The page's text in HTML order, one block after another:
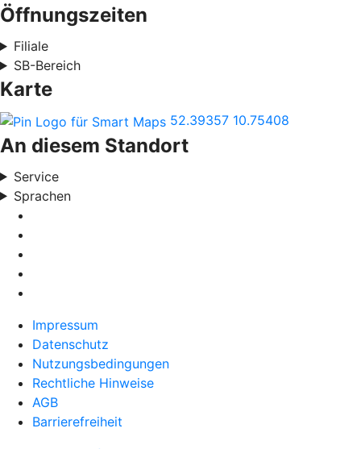
Öffnungszeiten
Filiale
SB-Bereich
Karte
52.39357 10.75408
An diesem Standort
Service
Sprachen
Impressum
Datenschutz
Nutzungsbedingungen
Rechtliche Hinweise
AGB
Barrierefreiheit